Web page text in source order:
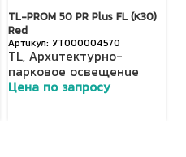
TL-PROM 50 PR Plus FL (К30)
Red
УТ000004570
TL, Архитектурно-
парковое освещение
Цена по запросу